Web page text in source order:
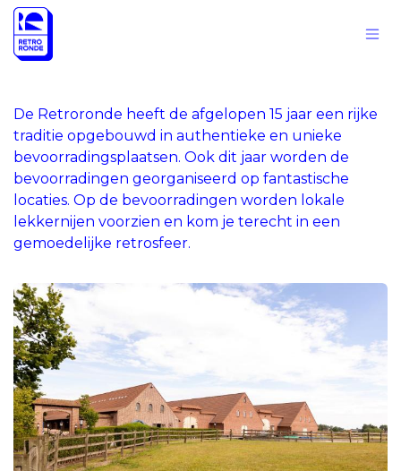
Overslaan naar inhoud
De Retroronde heeft de afgelopen 15 jaar een rijke
traditie opgebouwd in authentieke en unieke
bevoorradingsplaatsen. Ook dit jaar worden de
bevoorradingen georganiseerd op fantastische
locaties. Op de bevoorradingen worden lokale
lekkernijen voorzien en kom je terecht in een
gemoedelijke retrosfeer.